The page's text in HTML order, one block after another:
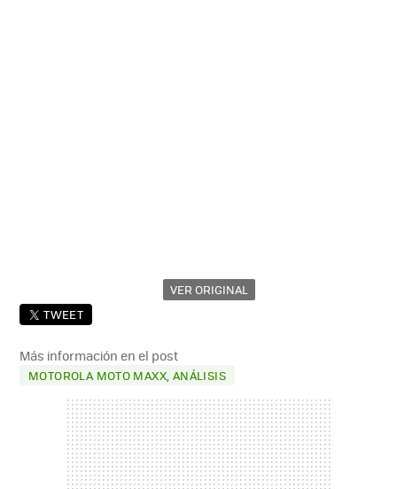
VER ORIGINAL
TWEET
Más información en el post
MOTOROLA MOTO MAXX, ANÁLISIS